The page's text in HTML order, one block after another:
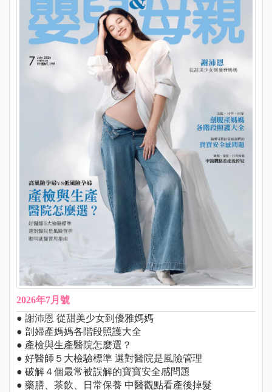
2026年7月號
● 謝沛恩 從甜美少女到優雅媽媽
● 剖婦產媽媽各階段照護大全
● 產檢與生產醫院怎麼選？
● 好醫師５大檢驗標準 選對醫院是風險管理
● 破解４個最常被誤解的寶寶安全感問題
● 藥膳、茶飲、日常保養 中醫觀點看產後掉髮